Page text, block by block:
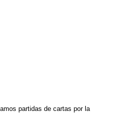
partidas de cartas por la